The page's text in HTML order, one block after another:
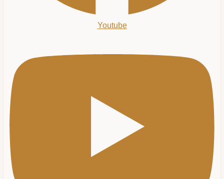
Youtube